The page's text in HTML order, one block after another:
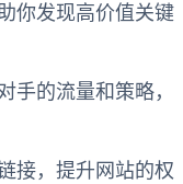
你发现高价值关键
手的流量和策略，
接，提升网站的权